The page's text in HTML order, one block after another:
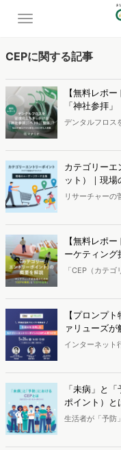
CEPに関する記事
【無料レポ
「神社参拝
2のCEPと人
デンタルフロス
ていたのか ——
ら」。新しい習
由"が返ってき
もしれません
Web行動ログ
として考えられ
のは「神社参
見える12のCEP
ォームから無
カテゴリーエ
ット）｜現
リサーチャーの
げるアウトプ
集」。今回はカ
プット）につ
『ユーザーリ
載しています。
【無料レポ
ーケティング
用」
「CEP（カテ
ているが、ど
ティング担当の
見して活用す
具体的な
的なプロセスや
るのかなどの全
料は記事末尾
【プロンプ
ァリューズ
インターネット
ィングサービ
エビデンスベー
成AI×カテゴリ
発見・整理手
(月)に共催します
「未病」と
ポイント）と
生活者が「予防
ようなもので
悪かったりして